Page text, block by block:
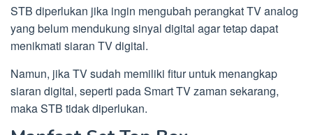
STB diperlukan jika ingin mengubah perangkat TV analog
yang belum mendukung sinyal digital agar tetap dapat
menikmati siaran TV digital.
Namun, jika TV sudah memiliki fitur untuk menangkap
siaran digital, seperti pada Smart TV zaman sekarang,
maka STB tidak diperlukan.